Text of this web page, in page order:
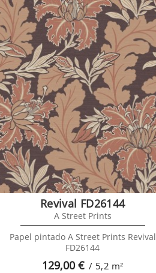
129,00€ / 5,2 m²
Revival FD26144
A Street Prints
Papel pintado A Street Prints Revival
FD26144